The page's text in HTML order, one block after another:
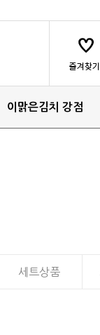
이맑은김치 강점
세트상품